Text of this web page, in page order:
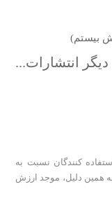
بیستم)
دیگر انتشارات...
کنندگان نسبت به
همین دلیل، موجد ارزش